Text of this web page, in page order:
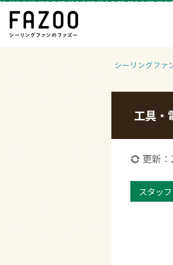
シーリングファ
工具・
更新
スタッ